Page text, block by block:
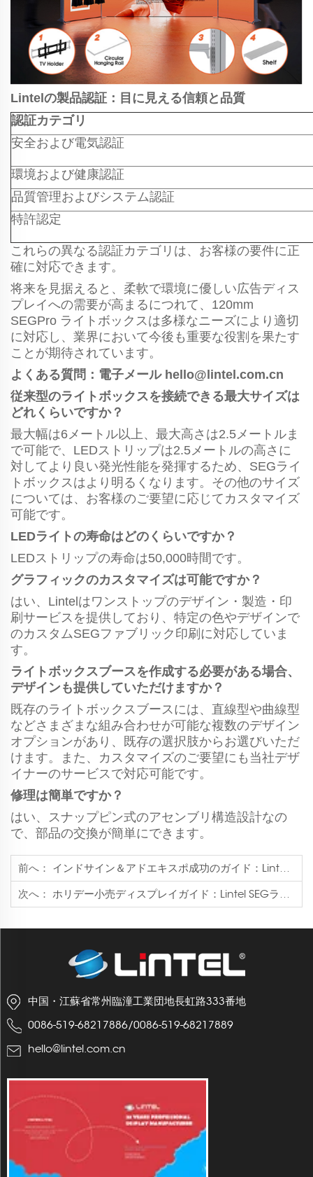
Lintelの製品認証：目に見える信頼と品質
認証カテゴリ
安全および電気認証
環境および健康認証
品質管理およびシステム認証
特許認定
これらの異なる認証カテゴリは、お客様の要件に正
確に対応できます。
将来を見据えると、柔軟で環境に優しい広告ディス
プレイへの需要が高まるにつれて、120mm
SEGPro ライトボックスは多様なニーズにより適切
に対応し、業界において今後も重要な役割を果たす
ことが期待されています。
よくある質問：電子メール hello@lintel.com.cn
従来型のライトボックスを接続できる最大サイズは
どれくらいですか？
最大幅は6メートル以上、最大高さは2.5メートルま
で可能で、LEDストリップは2.5メートルの高さに
対してより良い発光性能を発揮するため、SEGライ
トボックスはより明るくなります。その他のサイズ
については、お客様のご要望に応じてカスタマイズ
可能です。
LEDライトの寿命はどのくらいですか？
LEDストリップの寿命は50,000時間です。
グラフィックのカスタマイズは可能ですか？
はい、Lintelはワンストップのデザイン・製造・印
刷サービスを提供しており、特定の色やデザインで
のカスタムSEGファブリック印刷に対応していま
す。
ライトボックスブースを作成する必要がある場合、
デザインも提供していただけますか？
既存のライトボックスブースには、直線型や曲線型
などさまざまな組み合わせが可能な複数のデザイン
オプションがあり、既存の選択肢からお選びいただ
けます。また、カスタマイズのご要望にも当社デザ
イナーのサービスで対応可能です。
修理は簡単ですか？
はい、スナップピン式のアセンブリ構造設計なの
で、部品の交換が簡単にできます。
前へ： インドサイン＆アドエキスポ成功のガイド：Lintel Light Boxブースが展示会で輝く
次へ： ホリデー小売ディスプレイガイド：Lintel SEGライトボックスがハロウィンからクリスマスまでの販売促進にどう貢献するか
中国・江蘇省常州臨潼工業団地長虹路333番地
0086-519-68217886/0086-519-68217889
hello@lintel.com.cn